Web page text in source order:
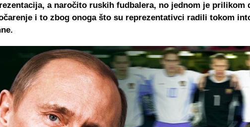
a naročito ruskih fudbalera, no jednom je prilikom
i to zbog onoga što su reprezentativci radili tokom